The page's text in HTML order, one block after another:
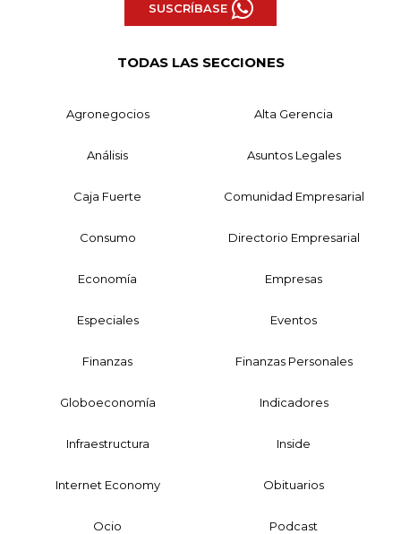
SUSCRÍBASE
TODAS LAS SECCIONES
Agronegocios Alta Gerencia
Análisis Asuntos Legales
Caja Fuerte Comunidad Empresarial
Consumo Directorio Empresarial
Economía Empresas
Especiales Eventos
Finanzas Finanzas Personales
Globoeconomía Indicadores
Infraestructura Inside
Internet Economy Obituarios
Ocio Podcast